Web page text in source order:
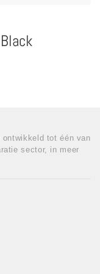
ontwikkeld tot één van
sector, in meer